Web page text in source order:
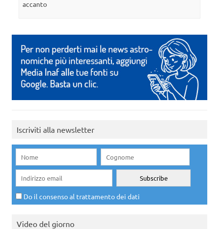
accanto
Iscriviti alla newsletter
Do il consenso al trattamento dei dati
Video del giorno